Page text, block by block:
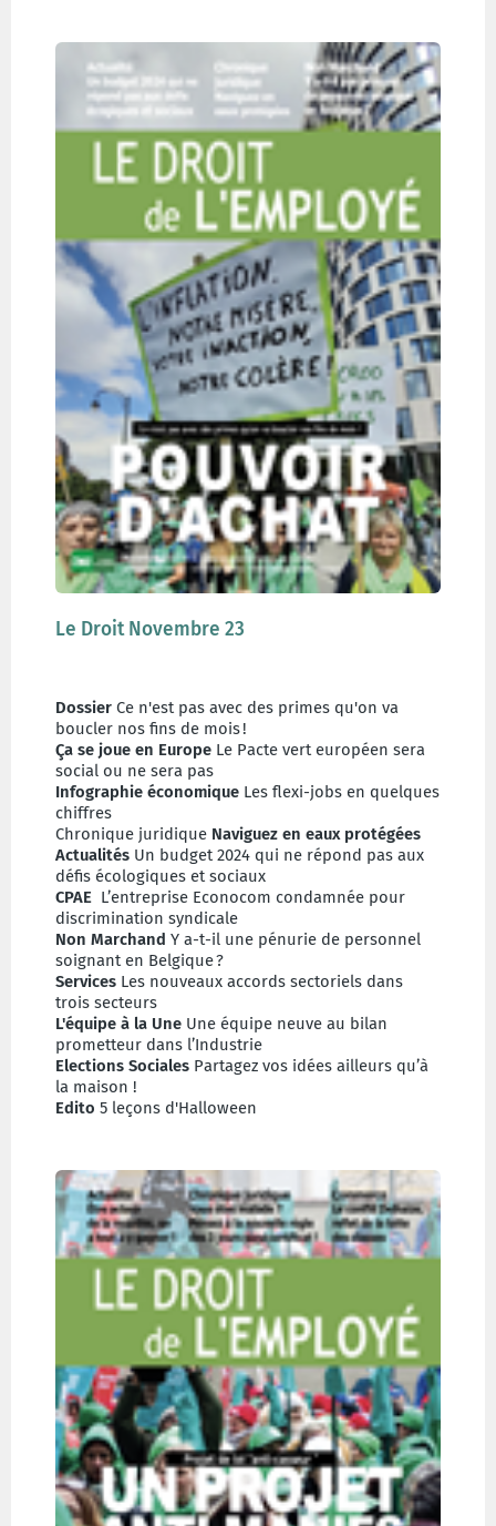
Le Droit Novembre 23
Dossier Ce n'est pas avec des primes qu'on va
boucler nos fins de mois !
Ça se joue en Europe Le Pacte vert européen sera
social ou ne sera pas
Infographie économique Les flexi-jobs en quelques
chiffres
Chronique juridique Naviguez en eaux protégées
Actualités Un budget 2024 qui ne répond pas aux
défis écologiques et sociaux
CPAE L’entreprise Econocom condamnée pour
discrimination syndicale
Non Marchand Y a-t-il une pénurie de personnel
soignant en Belgique ?
Services Les nouveaux accords sectoriels dans
trois secteurs
L'équipe à la Une Une équipe neuve au bilan
prometteur dans l’Industrie
Elections Sociales Partagez vos idées ailleurs qu’à
la maison !
Edito 5 leçons d'Halloween